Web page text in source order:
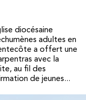
diocésaine
adultes en
a offert une
avec la
au fil des
de jeunes...